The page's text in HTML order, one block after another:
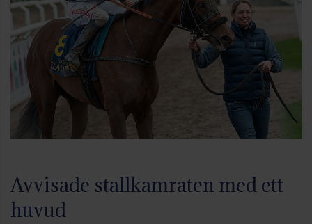
Avvisade stallkamraten med ett
huvud